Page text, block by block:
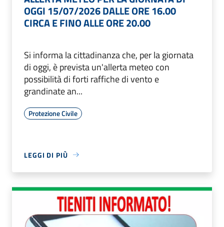
OGGI 15/07/2026 DALLE ORE 16.00
CIRCA E FINO ALLE ORE 20.00
Si informa la cittadinanza che, per la giornata
di oggi, è prevista un'allerta meteo con
possibilità di forti raffiche di vento e
grandinate an...
Protezione Civile
LEGGI DI PIÙ